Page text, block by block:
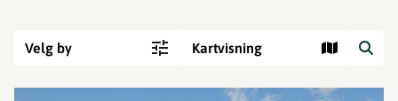
Velg by Kartvisning